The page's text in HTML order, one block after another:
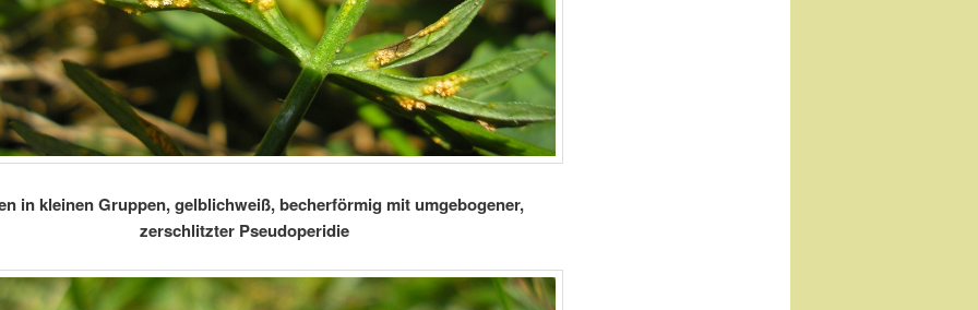
in kleinen Gruppen, gelblichweiß, becherförmig mit umgebogener,
zerschlitzter Pseudoperidie